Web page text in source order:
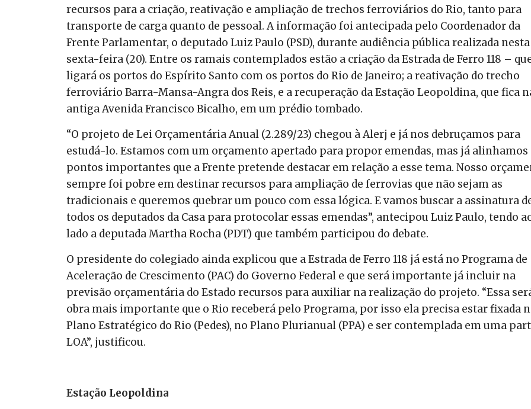
recursos para a criação, reativação e ampliação de trechos ferroviários do Rio, tanto para
transporte de carga quanto de pessoal. A informação foi antecipada pelo Coordenador da
Frente Parlamentar, o deputado Luiz Paulo (PSD), durante audiência pública realizada nesta
sexta-feira (20). Entre os ramais contemplados estão a criação da Estrada de Ferro 118 –
ligará os portos do Espírito Santo com os portos do Rio de Janeiro; a reativação do trecho
ferroviário Barra-Mansa-Angra dos Reis, e a recuperação da Estação Leopoldina, que fica
antiga Avenida Francisco Bicalho, em um prédio tombado.
“O projeto de Lei Orçamentária Anual (2.289/23) chegou à Alerj e já nos debruçamos para
estudá-lo. Estamos com um orçamento apertado para propor emendas, mas já alinhamos
pontos importantes que a Frente pretende destacar em relação a esse tema. Nosso
sempre foi pobre em destinar recursos para ampliação de ferrovias que não sejam as
tradicionais e queremos quebrar um pouco com essa lógica. E vamos buscar a assinatura
todos os deputados da Casa para protocolar essas emendas”, antecipou Luiz Paulo, tendo
lado a deputada Martha Rocha (PDT) que também participou do debate.
O presidente do colegiado ainda explicou que a Estrada de Ferro 118 já está no Programa de
Aceleração de Crescimento (PAC) do Governo Federal e que será importante já incluir na
previsão orçamentária do Estado recursos para auxiliar na realização do projeto. “Essa
obra mais importante que o Rio receberá pelo Programa, por isso ela precisa estar fixada
Plano Estratégico do Rio (Pedes), no Plano Plurianual (PPA) e ser contemplada em uma
LOA”, justificou.
Estação Leopoldina